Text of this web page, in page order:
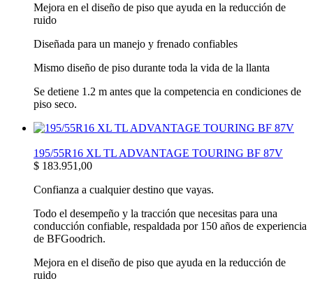
Mejora en el diseño de piso que ayuda en la reducción de
ruido
Diseñada para un manejo y frenado confiables
Mismo diseño de piso durante toda la vida de la llanta
Se detiene 1.2 m antes que la competencia en condiciones de
piso seco.
195/55R16 XL TL ADVANTAGE TOURING BF 87V
$ 183.951,00
Confianza a cualquier destino que vayas.
Todo el desempeño y la tracción que necesitas para una
conducción confiable, respaldada por 150 años de experiencia
de BFGoodrich.
Mejora en el diseño de piso que ayuda en la reducción de
ruido